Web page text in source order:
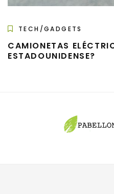
TECH/GADGETS
CAMIONETAS
ESTADOUNIDENSE?